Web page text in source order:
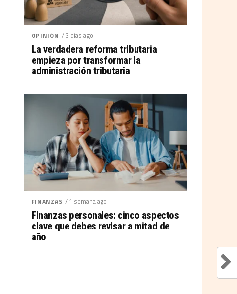
OPINIÓN / 3 días ago
La verdadera reforma tributaria
empieza por transformar la
administración tributaria
FINANZAS / 1 semana ago
Finanzas personales: cinco aspectos
clave que debes revisar a mitad de
año